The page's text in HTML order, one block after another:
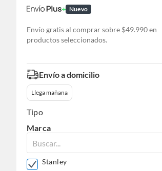
Nuevo
Envío gratis al comprar sobre $49.990 en
productos seleccionados.
Envío a domicilio
Llega mañana
Tipo
Marca
Stanley